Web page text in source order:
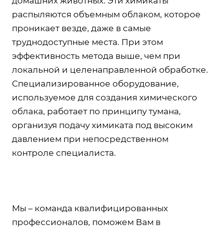
распыляются объемным облаком, которое
проникает везде, даже в самые
труднодоступные места. При этом
эффективность метода выше, чем при
локальной и целенаправленной обработке.
Специализированное оборудование,
используемое для создания химического
облака, работает по принципу тумана,
организуя подачу химиката под высоким
давлением при непосредственном
контроле специалиста.
Мы – команда квалифицированных
профессионалов, поможем Вам в